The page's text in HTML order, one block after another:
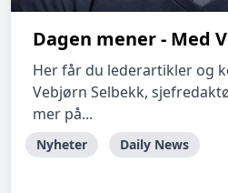
Dagen mener - Med
Her får du lederartikler og
Vebjørn Selbekk,
mer på...
Nyheter Daily News